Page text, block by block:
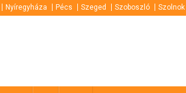
Nyíregyháza Pécs Szeged Szoboszló Szolnok